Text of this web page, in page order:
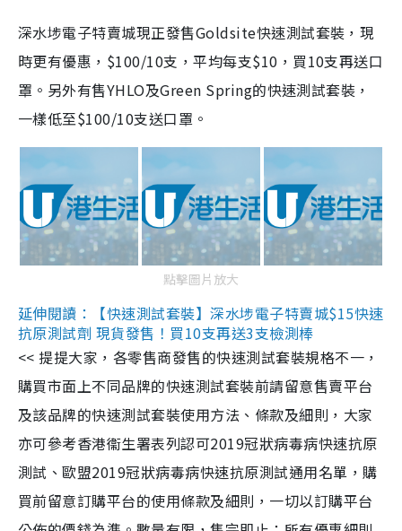
深水埗電子特賣城現正發售Goldsite快速測試套裝，現
時更有優惠，$100/10支，平均每支$10，買10支再送口
罩。另外有售YHLO及Green Spring的快速測試套裝，
一樣低至$100/10支送口罩。
點擊圖片放大
延伸閱讀：【快速測試套裝】深水埗電子特賣城$15快速
抗原測試劑 現貨發售！買10支再送3支檢測棒
<< 提提大家，各零售商發售的快速測試套裝規格不一，
購買市面上不同品牌的快速測試套裝前請留意售賣平台
及該品牌的快速測試套裝使用方法、條款及細則，大家
亦可參考香港衞生署表列認可2019冠狀病毒病快速抗原
測試、歐盟2019冠狀病毒病快速抗原測試通用名單，購
買前留意訂購平台的使用條款及細則，一切以訂購平台